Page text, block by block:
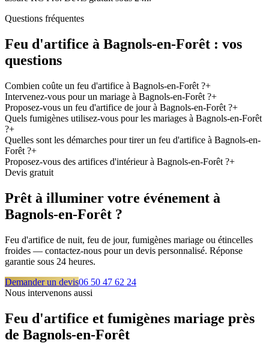
Questions fréquentes
Feu d'artifice à Bagnols-en-Forêt : vos
questions
Combien coûte un feu d'artifice à Bagnols-en-Forêt ?+
Intervenez-vous pour un mariage à Bagnols-en-Forêt ?+
Proposez-vous un feu d'artifice de jour à Bagnols-en-Forêt ?+
Quels fumigènes utilisez-vous pour les mariages à Bagnols-en-Forêt
?+
Quelles sont les démarches pour tirer un feu d'artifice à Bagnols-en-
Forêt ?+
Proposez-vous des artifices d'intérieur à Bagnols-en-Forêt ?+
Devis gratuit
Prêt à illuminer votre événement à
Bagnols-en-Forêt ?
Feu d'artifice de nuit, feu de jour, fumigènes mariage ou étincelles
froides — contactez-nous pour un devis personnalisé. Réponse
garantie sous 24 heures.
Demander un devis06 50 47 62 24
Nous intervenons aussi
Feu d'artifice et fumigènes mariage près
de Bagnols-en-Forêt